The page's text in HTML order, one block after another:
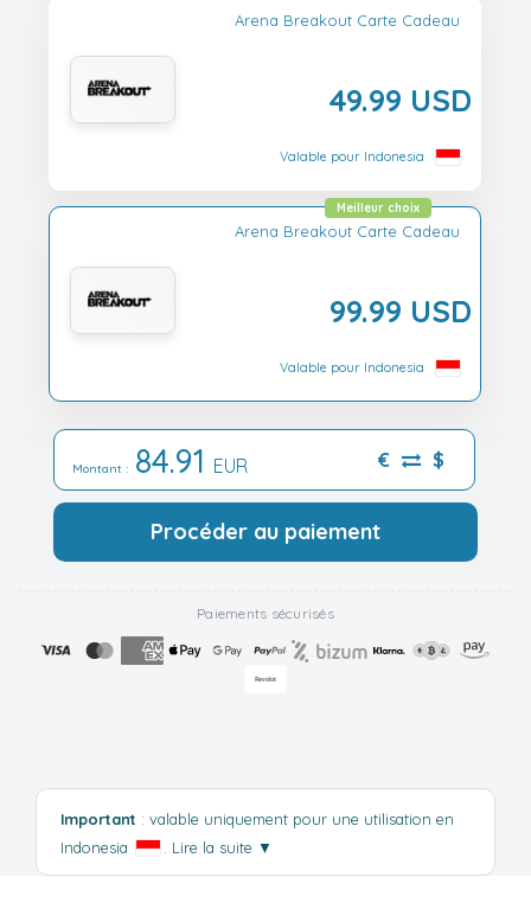
Arena Breakout Carte Cadeau
49.99 USD
Valable pour Indonesia
Arena Breakout Carte Cadeau
99.99 USD
Meilleur choix
Valable pour Indonesia
Montant : 84.91 EUR € $
Procéder au paiement
Paiements sécurisés
Important : valable uniquement pour une utilisation en
Indonesia
Lire la suite ▼